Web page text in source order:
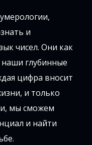
и
чисел. Они как
глубинные
цифра вносит
и только
мы сможем
и найти